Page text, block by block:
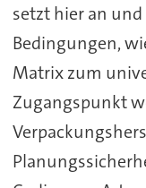
setzt hier an
Bedingungen,
Matrix zum
Zugangspunkt